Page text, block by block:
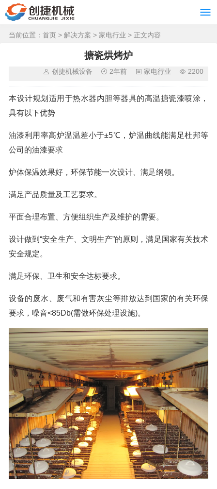
当前位置： 首页 > 解决方案 > 家电行业 > 正文内容
搪瓷烘烤炉
创捷机械设备 2年前 家电行业 2200
本设计规划适用于热水器内胆等器具的高温搪瓷漆喷涂，
具有以下优势
油漆利用率高炉温温差小于±5℃，炉温曲线能满足杜邦等
公司的油漆要求
炉体保温效果好，环保节能一次设计、满足纲领。
满足产品质量及工艺要求。
平面合理布置、方便组织生产及维护的需要。
设计做到“安全生产、文明生产”的原则，满足国家有关技术
安全规定。
满足环保、卫生和安全达标要求。
设备的废水、废气和有害灰尘等排放达到国家的有关环保
要求，噪音<85Db(需做环保处理设施)。